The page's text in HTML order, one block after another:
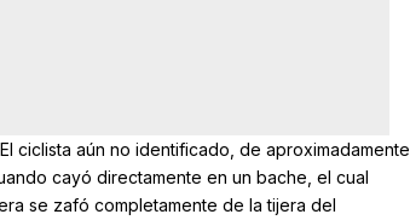
ciclista aún no identificado, de aproximadamente
cayó directamente en un bache , el cual
se zafó completamente de la tijera del